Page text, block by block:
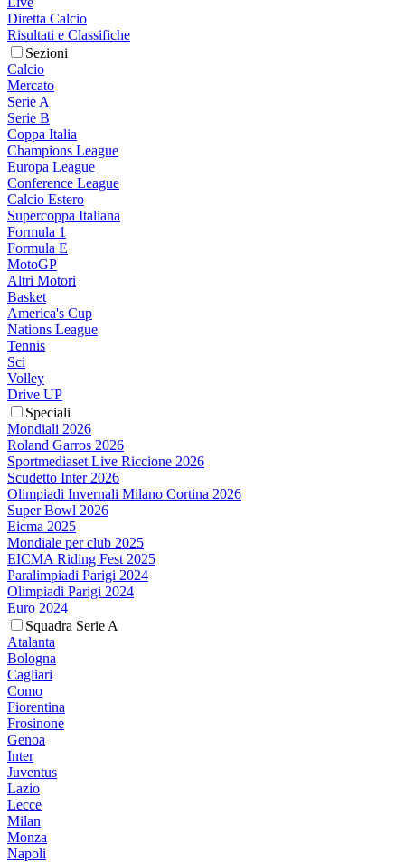
Diretta Calcio
Risultati e Classifiche
Sezioni
Calcio
Mercato
Serie A
Serie B
Coppa Italia
Champions League
Europa League
Conference League
Calcio Estero
Supercoppa Italiana
Formula 1
Formula E
MotoGP
Altri Motori
Basket
America's Cup
Nations League
Tennis
Sci
Volley
Drive UP
Speciali
Mondiali 2026
Roland Garros 2026
Sportmediaset Live Riccione 2026
Scudetto Inter 2026
Olimpiadi Invernali Milano Cortina 2026
Super Bowl 2026
Eicma 2025
Mondiale per club 2025
EICMA Riding Fest 2025
Paralimpiadi Parigi 2024
Olimpiadi Parigi 2024
Euro 2024
Squadra Serie A
Atalanta
Bologna
Cagliari
Como
Fiorentina
Frosinone
Genoa
Inter
Juventus
Lazio
Lecce
Milan
Monza
Napoli